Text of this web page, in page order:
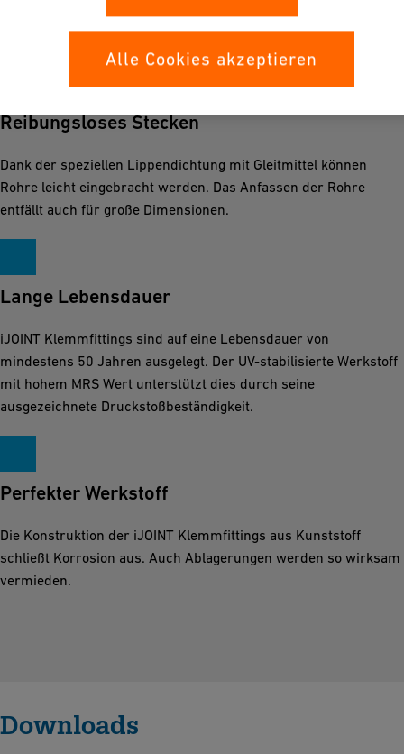
garantiert eine hohe Auszugsfestigkeit. iJOINT Fittings sind
weltweit für Trinkwasser zertifiziert.
Reibungsloses Stecken
Dank der speziellen Lippendichtung mit Gleitmittel können
Rohre leicht eingebracht werden. Das Anfassen der Rohre
entfällt auch für große Dimensionen.
Lange Lebensdauer
iJOINT Klemmfittings sind auf eine Lebensdauer von
mindestens 50 Jahren ausgelegt. Der UV-stabilisierte Werkstoff
mit hohem MRS Wert unterstützt dies durch seine
ausgezeichnete Druckstoßbeständigkeit.
Perfekter Werkstoff
Die Konstruktion der iJOINT Klemmfittings aus Kunststoff
schließt Korrosion aus. Auch Ablagerungen werden so wirksam
vermieden.
Downloads
Alle Cookies akzeptieren